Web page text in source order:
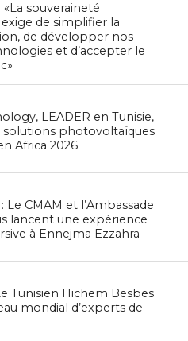
«La souveraineté
de simplifier la
de développer nos
et d’accepter le
LEADER en Tunisie,
solutions photovoltaïques
Africa 2026
Le CMAM et l’Ambassade
lancent une expérience
à Ennejma Ezzahra
Tunisien Hichem Besbes
mondial d’experts de